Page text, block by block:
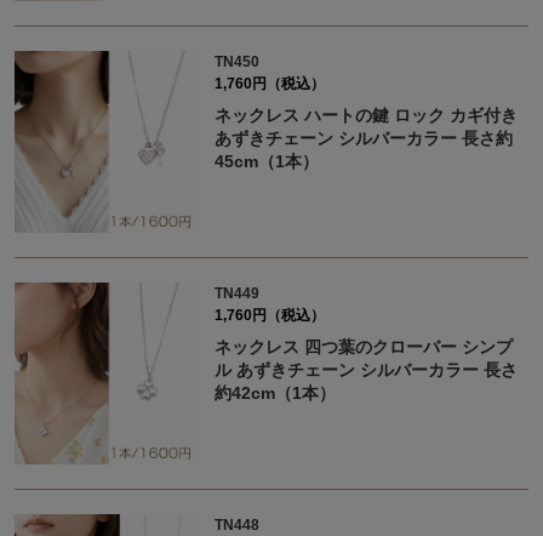
TN450
1,760円（税込）
ネックレス ハートの鍵 ロック カギ付き
あずきチェーン シルバーカラー 長さ約
45cm（1本）
TN449
1,760円（税込）
ネックレス 四つ葉のクローバー シンプ
ル あずきチェーン シルバーカラー 長さ
約42cm（1本）
TN448